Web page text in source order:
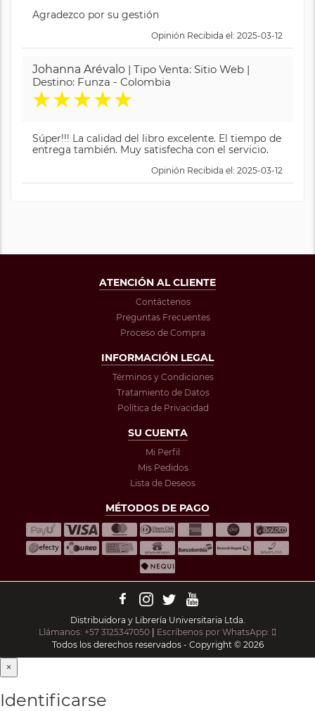
Agradezco por su gestión
Opinión Recibida el: 2025-03-12
Johanna Arévalo | Tipo Venta: Sitio Web |
Destino: Funza - Colombia
★★★★★
Súper!!! La calidad del libro excelente. El tiempo de
entrega también. Muy satisfecha con el servicio.
Opinión Recibida el: 2025-03-12
ATENCIÓN AL CLIENTE
Contáctenos
Preguntas Frecuentes
Proceso de Compra
INFORMACIÓN LEGAL
Términos y Condiciones
Tratamiento de Datos
Política de Privacidad
SU CUENTA
Mi Perfil
Mis Pedidos
Lista de Deseos
MÉTODOS DE PAGO
Distribuidora y Librería Universitaria Ltda.
Llámanos: +57 3125347050
Escríbenos por WhatsApp:
Todos los derechos reservados - Copyright © 2026
×
Identificarse